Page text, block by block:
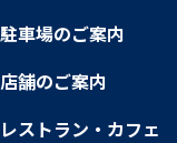
駐車場のご案内
店舗のご案内
レストラン・カフェ